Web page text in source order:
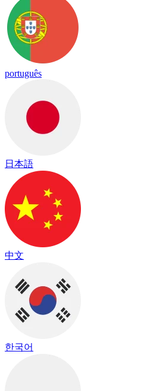
português
日本語
中文
한국어